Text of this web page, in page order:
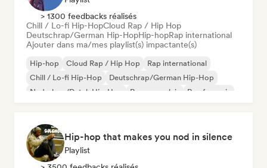
> 1300 feedbacks réalisés
Chill / Lo-fi Hip-HopCloud Rap / Hip Hop
Deutschrap/German Hip-HopHip-hopRap international
Ajouter dans ma/mes playlist(s) impactante(s)
Hip-hop Cloud Rap / Hip Hop
Rap international
Chill / Lo-fi Hip-Hop
Deutschrap/German Hip-Hop
Nederhop/Dutch Hip-Hop
Rap en anglais Rap francais
Hip-hop that makes you nod in silence
Playlist